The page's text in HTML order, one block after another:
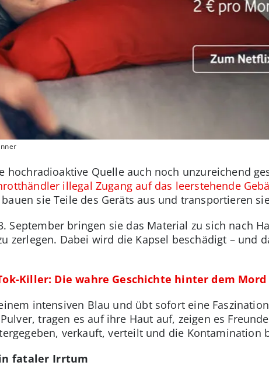
hochradioaktive Quelle auch noch unzureichend
illegal Zugang auf das leerstehende
sie Teile des Geräts aus und transportieren
September bringen sie das Material zu sich nach
zerlegen. Dabei wird die Kapsel beschädigt – und
Killer: Die wahre Geschichte hinter dem Mord
intensiven Blau und übt sofort eine
tragen es auf ihre Haut auf, zeigen es
verkauft, verteilt und die Kontamination
fataler Irrtum